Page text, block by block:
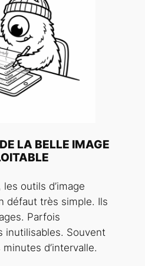
LA BELLE IMAGE
outils d’image
défaut très simple. Ils
Parfois
inutilisables. Souvent
d’intervalle.